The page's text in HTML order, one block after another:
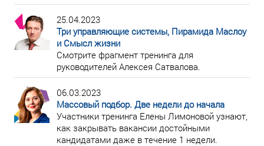
25.04.2023
Три управляющие системы, Пирамида Маслоу
и Смысл жизни
Смотрите фрагмент тренинга для
руководителей Алексея Сатвалова.
06.03.2023
Массовый подбор. Две недели до начала
Участники тренинга Елены Лимоновой узнают,
как закрывать вакансии достойными
кандидатами даже в течение 1 недели.